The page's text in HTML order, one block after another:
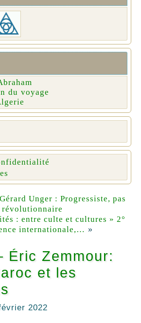
du voyage
Unger : Progressiste, pas
révolutionnaire
: entre culte et cultures » 2°
internationale,… »
Éric Zemmour:
et les
2022